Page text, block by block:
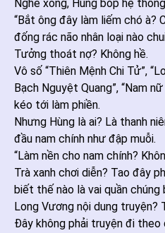
Nghe xong, Hùng bóp hệ
“Bắt ông đây làm liếm chó à?
đống rác não nhân loại nào
Tưởng thoát nợ? Không hề.
Vô số “Thiên Mệnh Chi Tử”,
Bạch Nguyệt Quang”, “Nam
kéo tới làm phiền.
Nhưng Hùng là ai? Là thanh
đầu nam chính như đập muỗi.
“Làm nền cho nam chính?
Trà xanh chơi diễn? Tao đây
biết thế nào là vai quần
Long Vương nội dung truyện?
Đây không phải truyện đi